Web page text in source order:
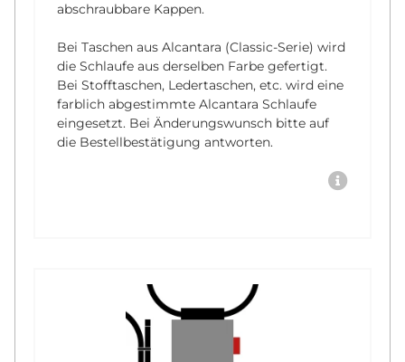
abschraubbare Kappen.
Bei Taschen aus Alcantara (Classic-Serie) wird
die Schlaufe aus derselben Farbe gefertigt.
Bei Stofftaschen, Ledertaschen, etc. wird eine
farblich abgestimmte Alcantara Schlaufe
eingesetzt. Bei Änderungswunsch bitte auf
die Bestellbestätigung antworten.